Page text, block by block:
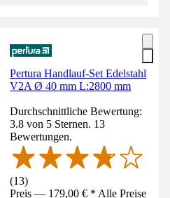
Pertura Handlauf-Set Edelstahl
V2A Ø 40 mm L:2800 mm
Durchschnittliche Bewertung:
3.8 von 5 Sternen. 13
Bewertungen.
(13)
Preis — 179,00 € * Alle Preise